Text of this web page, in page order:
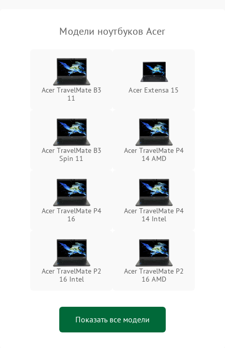
пропадание диска
оперативной памяти:
вылеты приложений,
синие экраны
Подробнее →
Проблемы Wi‑Fi или
Модели ноутбуков Acer
Acer TravelMate B3
11
Acer Extensa 15
Acer TravelMate B3
Spin 11
Acer TravelMate P4
14 AMD
Acer TravelMate P4
16
Acer TravelMate P4
14 Intel
Acer TravelMate P2
16 Intel
Acer TravelMate P2
16 AMD
Показать все модели